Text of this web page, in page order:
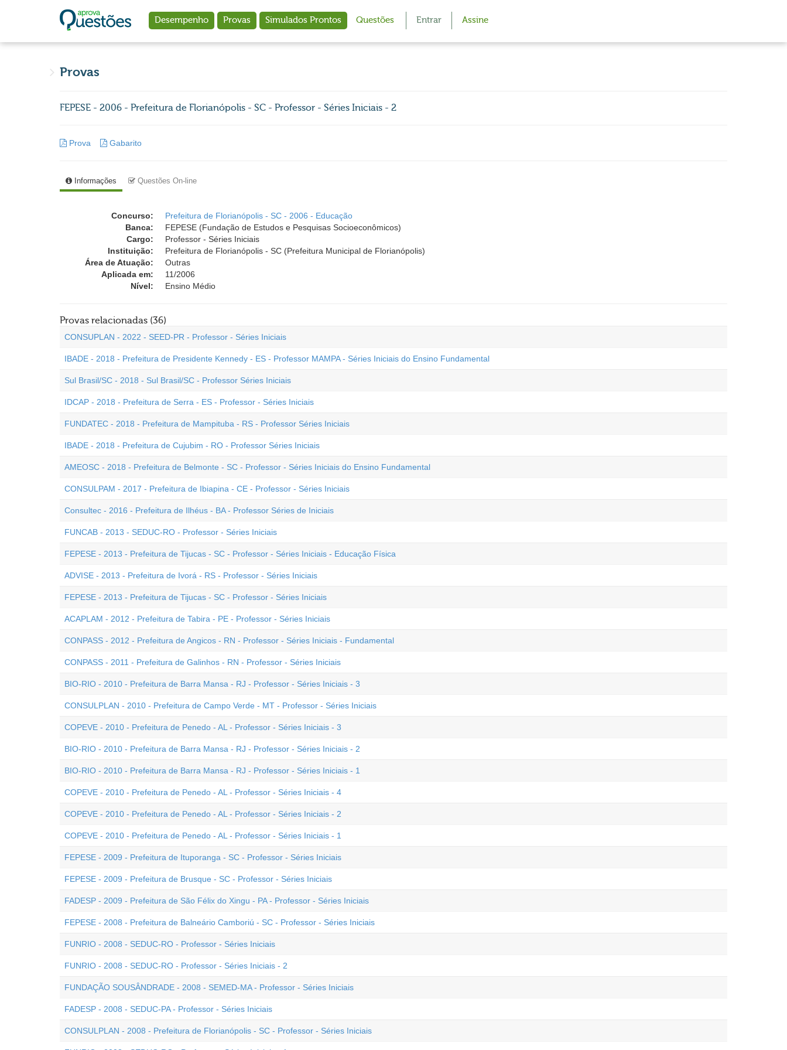
Desempenho Provas Simulados Prontos Questões Entrar Assine
Provas
FEPESE - 2006 - Prefeitura de Florianópolis - SC - Professor - Séries Iniciais - 2
Prova Gabarito
Informações Questões On-line
Concurso:
Prefeitura de Florianópolis - SC - 2006 - Educação
Banca:
FEPESE (Fundação de Estudos e Pesquisas Socioeconômicos)
Cargo:
Professor - Séries Iniciais
Instituição:
Prefeitura de Florianópolis - SC (Prefeitura Municipal de Florianópolis)
Área de Atuação:
Outras
Aplicada em:
11/2006
Nível:
Ensino Médio
Provas relacionadas (36)
CONSUPLAN - 2022 - SEED-PR - Professor - Séries Iniciais
IBADE - 2018 - Prefeitura de Presidente Kennedy - ES - Professor MAMPA - Séries Iniciais do Ensino Fundamental
Sul Brasil/SC - 2018 - Sul Brasil/SC - Professor Séries Iniciais
IDCAP - 2018 - Prefeitura de Serra - ES - Professor - Séries Iniciais
FUNDATEC - 2018 - Prefeitura de Mampituba - RS - Professor Séries Iniciais
IBADE - 2018 - Prefeitura de Cujubim - RO - Professor Séries Iniciais
AMEOSC - 2018 - Prefeitura de Belmonte - SC - Professor - Séries Iniciais do Ensino Fundamental
CONSULPAM - 2017 - Prefeitura de Ibiapina - CE - Professor - Séries Iniciais
Consultec - 2016 - Prefeitura de Ilhéus - BA - Professor Séries de Iniciais
FUNCAB - 2013 - SEDUC-RO - Professor - Séries Iniciais
FEPESE - 2013 - Prefeitura de Tijucas - SC - Professor - Séries Iniciais - Educação Física
ADVISE - 2013 - Prefeitura de Ivorá - RS - Professor - Séries Iniciais
FEPESE - 2013 - Prefeitura de Tijucas - SC - Professor - Séries Iniciais
ACAPLAM - 2012 - Prefeitura de Tabira - PE - Professor - Séries Iniciais
CONPASS - 2012 - Prefeitura de Angicos - RN - Professor - Séries Iniciais - Fundamental
CONPASS - 2011 - Prefeitura de Galinhos - RN - Professor - Séries Iniciais
BIO-RIO - 2010 - Prefeitura de Barra Mansa - RJ - Professor - Séries Iniciais - 3
CONSULPLAN - 2010 - Prefeitura de Campo Verde - MT - Professor - Séries Iniciais
COPEVE - 2010 - Prefeitura de Penedo - AL - Professor - Séries Iniciais - 3
BIO-RIO - 2010 - Prefeitura de Barra Mansa - RJ - Professor - Séries Iniciais - 2
BIO-RIO - 2010 - Prefeitura de Barra Mansa - RJ - Professor - Séries Iniciais - 1
COPEVE - 2010 - Prefeitura de Penedo - AL - Professor - Séries Iniciais - 4
COPEVE - 2010 - Prefeitura de Penedo - AL - Professor - Séries Iniciais - 2
COPEVE - 2010 - Prefeitura de Penedo - AL - Professor - Séries Iniciais - 1
FEPESE - 2009 - Prefeitura de Ituporanga - SC - Professor - Séries Iniciais
FEPESE - 2009 - Prefeitura de Brusque - SC - Professor - Séries Iniciais
FADESP - 2009 - Prefeitura de São Félix do Xingu - PA - Professor - Séries Iniciais
FEPESE - 2008 - Prefeitura de Balneário Camboriú - SC - Professor - Séries Iniciais
FUNRIO - 2008 - SEDUC-RO - Professor - Séries Iniciais
FUNRIO - 2008 - SEDUC-RO - Professor - Séries Iniciais - 2
FUNDAÇÃO SOUSÂNDRADE - 2008 - SEMED-MA - Professor - Séries Iniciais
FADESP - 2008 - SEDUC-PA - Professor - Séries Iniciais
CONSULPLAN - 2008 - Prefeitura de Florianópolis - SC - Professor - Séries Iniciais